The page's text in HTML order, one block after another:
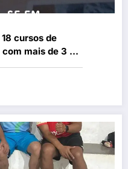
cursos de
mais de 3 mil